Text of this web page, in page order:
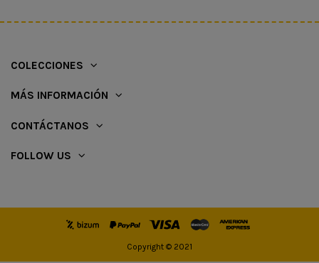
COLECCIONES
MÁS INFORMACIÓN
CONTÁCTANOS
FOLLOW US
Copyright © 2021